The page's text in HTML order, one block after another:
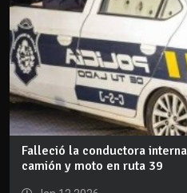
Falleció la conductora
camión y moto en ruta 39